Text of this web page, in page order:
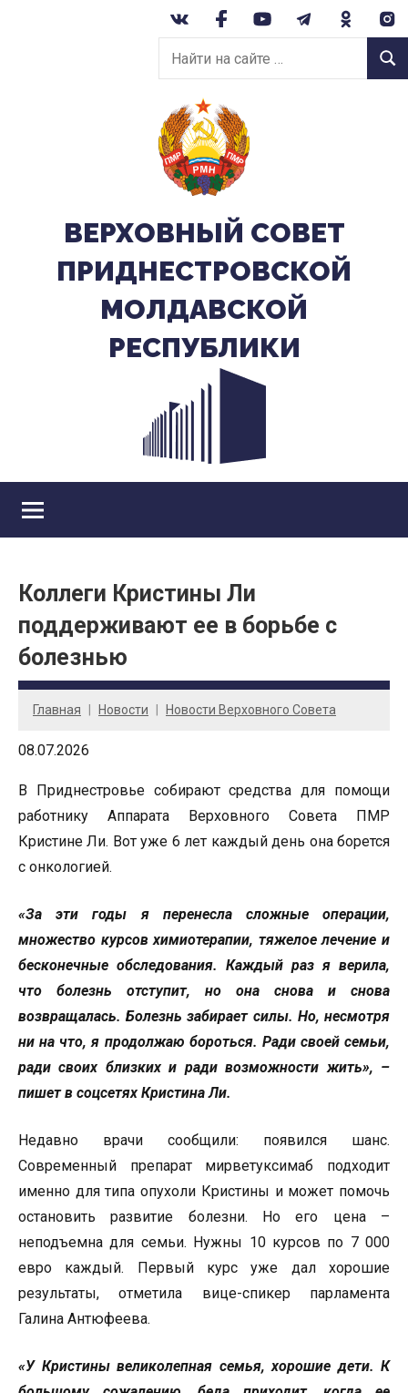
Найти
на
сайте:
ВЕРХОВНЫЙ CОВЕТ
ПРИДНЕСТРОВСКОЙ
МОЛДАВСКОЙ
РЕСПУБЛИКИ
Коллеги Кристины Ли
поддерживают ее в борьбе с
болезнью
Главная Новости Новости Верховного Совета
08.07.2026
В Приднестровье собирают средства для помощи
работнику Аппарата Верховного Совета ПМР
Кристине Ли. Вот уже 6 лет каждый день она борется
с онкологией.
«За эти годы я перенесла сложные операции,
множество курсов химиотерапии, тяжелое лечение и
бесконечные обследования. Каждый раз я верила,
что болезнь отступит, но она снова и снова
возвращалась. Болезнь забирает силы. Но, несмотря
ни на что, я продолжаю бороться. Ради своей семьи,
ради своих близких и ради возможности жить», –
пишет в соцсетях Кристина Ли.
Недавно врачи сообщили: появился шанс.
Современный препарат мирветуксимаб подходит
именно для типа опухоли Кристины и может помочь
остановить развитие болезни. Но его цена –
неподъемна для семьи. Нужны 10 курсов по 7 000
евро каждый. Первый курс уже дал хорошие
результаты, отметила вице-спикер парламента
Галина Антюфеева.
«У Кристины великолепная семья, хорошие дети. К